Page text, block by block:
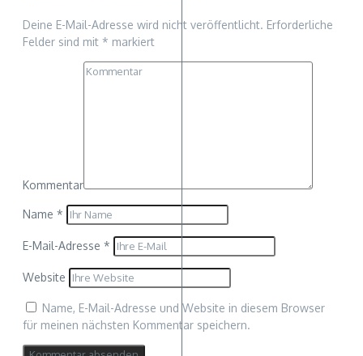
Deine E-Mail-Adresse wird nicht veröffentlicht. Erforderliche
Felder sind mit * markiert
Kommentar
Name *
E-Mail-Adresse *
Website
Name, E-Mail-Adresse und Website in diesem Browser
für meinen nächsten Kommentar speichern.